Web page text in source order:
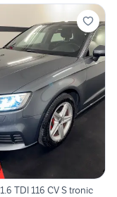
TDI 116 CV S tronic